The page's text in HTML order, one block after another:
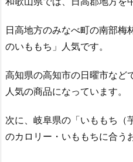
日高地方のみなべ町の南部梅
のいももち」人気です。
高知県の高知市の日曜市など
人気の商品になっています。
次に、岐阜県の「いももち（
のカロリー・いももちに合う